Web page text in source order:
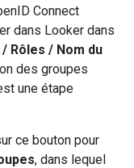
Connect
dans Looker dans
Rôles / Nom du
des groupes
une étape
ce bouton pour
, dans lequel